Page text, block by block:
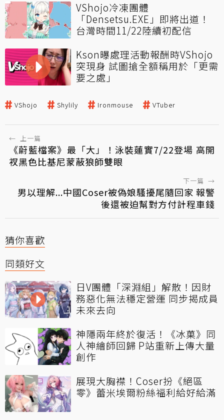
VShojo冷凍團體
「Densetsu.EXE」即將出道！
台灣時間11/22陸續初配信
Kson曝處理活動報酬時VShojo
突現身 試圖搶全額稱用於「更需
要之處」
VShojo Shylily Ironmouse VTuber
← 上一篇
《蔚藍檔案》最「大」！泳裝蓮實7/22登場 高開
衩黑色比基尼蒙蔽狼師雙眼
下一篇 →
男以理解...中國Coser被偽娘騷擾尾隨回家 報警
後還被迫幫對方付計程車錢
猜你喜歡
同類好文
日V團體「深淵組」解散！因財
務惡化無法穩定營運 同步揭成員
未來去向
神隱兩年終於復活！《冰菓》同
人神繪師回歸 P站重新上傳大量
創作
展現大胸襟！Coser扮《絕區
零》蕾米埃爾粉絲福利給好給滿